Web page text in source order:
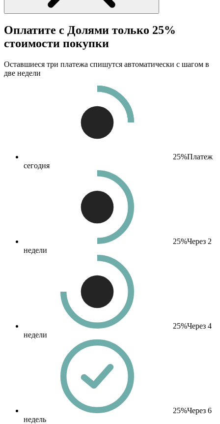
Оплатите с Долями только 25%
стоимости покупки
Оставшиеся три платежа спишутся автоматически с шагом в
две недели
25%Платеж
сегодня
25%Через 2
недели
25%Через 4
недели
25%Через 6
недель